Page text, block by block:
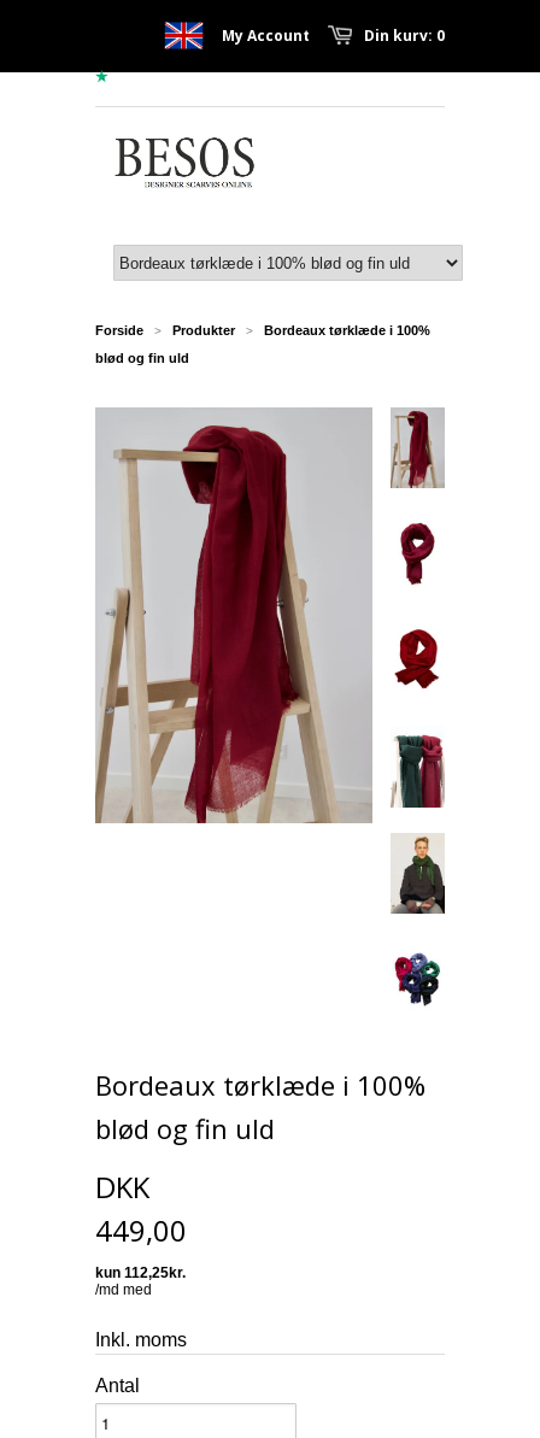
Din kurv: 0
My Account
Forside > Produkter >
Bordeaux tørklæde i 100%
blød og fin uld
Bordeaux tørklæde i 100%
blød og fin uld
DKK
449,00
Inkl. moms
Antal